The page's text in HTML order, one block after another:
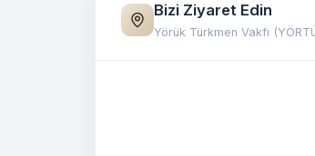
Bizi Ziyaret Edin
Yörük Türkmen Vakfı